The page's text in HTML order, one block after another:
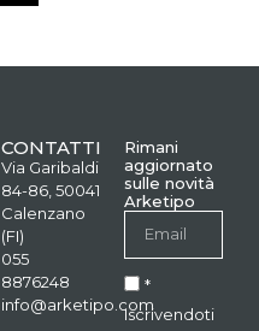
CONTATTI
Via Garibaldi
84-86, 50041
Calenzano
(FI)
055
8876248
info@arketipo.com
Rimani
aggiornato
sulle novità
Arketipo
*
Iscrivendoti